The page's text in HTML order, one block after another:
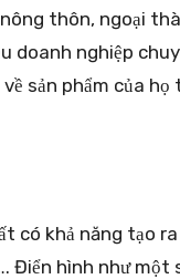
thôn, ngoại
doanh nghiệp
sản phẩm của họ
có khả năng tạo
Điển hình như một